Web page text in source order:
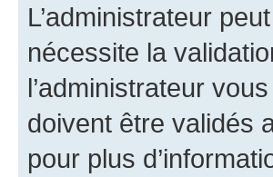
L’administrateur
nécessite la
l’administrateur
doivent être validés
pour plus